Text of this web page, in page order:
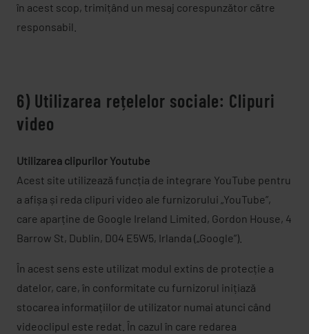
în acest scop, trimițând un mesaj corespunzător către
responsabil.
6) Utilizarea rețelelor sociale: Clipuri
video
Utilizarea clipurilor Youtube
Acest site utilizează funcția de integrare YouTube pentru
a afișa și reda clipuri video ale furnizorului „YouTube”,
care aparține de Google Ireland Limited, Gordon House, 4
Barrow St, Dublin, D04 E5W5, Irlanda („Google”).
În acest sens este utilizat modul extins de protecție a
datelor, care, în conformitate cu furnizorul inițiază
stocarea informațiilor de utilizator numai atunci când
videoclipul este redat. În cazul în care redarea